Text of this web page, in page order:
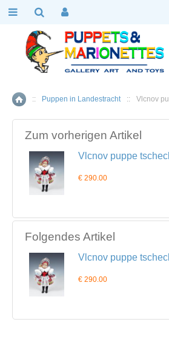
Home
:: Puppen in Landestracht :: Vlcnov
Zum vorherigen Artikel
Vlcnov puppe
€ 290.00
Folgendes Artikel
Vlcnov puppe
€ 290.00